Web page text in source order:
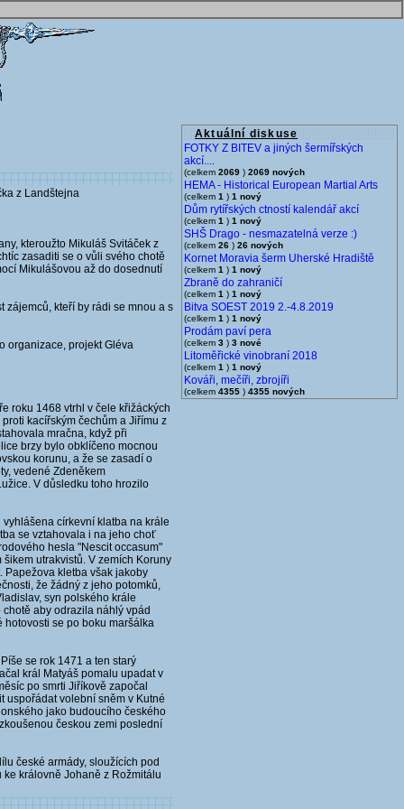
Aktuální diskuse
FOTKY Z BITEV a jiných šermířských
akcí....
(celkem 2069 ) 2069 nových
HEMA - Historical European Martial Arts
(celkem 1 ) 1 nový
Dům rytířských ctností kalendář akcí
(celkem 1 ) 1 nový
SHŠ Drago - nesmazatelná verze :)
(celkem 26 ) 26 nových
Kornet Moravia šerm Uherské Hradiště
(celkem 1 ) 1 nový
Zbraně do zahraničí
(celkem 1 ) 1 nový
Bitva SOEST 2019 2.-4.8.2019
(celkem 1 ) 1 nový
Prodám paví pera
(celkem 3 ) 3 nové
Litoměřické vinobraní 2018
(celkem 1 ) 1 nový
Kováři, mečíři, zbrojíři
(celkem 4355 ) 4355 nových
z Landštejna
kteroužto Mikuláš Svitáček z
zasaditi se o vůli svého chotě
Mikulášovou až do dosednutí
zájemců, kteří by rádi se mnou a s
organizace, projekt Gléva
roku 1468 vtrhl v čele křižáckých
kacířským čechům a Jiřímu z
mračna, když při
brzy bylo obklíčeno mocnou
korunu, a že se zasadí o
vedené Zdeněkem
V důsledku toho hrozilo
církevní klatba na krále
se vztahovala i na jeho choť
hesla "Nescit occasum"
utrakvistů. V zemích Koruny
Papežova kletba však jakoby
že žádný z jeho potomků,
syn polského krále
aby odrazila náhlý vpád
hotovosti se po boku maršálka
se rok 1471 a ten starý
král Matyáš pomalu upadat v
po smrti Jiříkově započal
uspořádat volební sněm v Kutné
jako budoucího českého
českou zemi poslední
české armády, sloužících pod
královně Johaně z Rožmitálu